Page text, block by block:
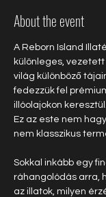
About the event
A Reborn Island
különleges,
világ különböző
fedezzük fel
illóolajokon keresztül.
Ez az este nem
nem klasszikus
Sokkal inkább egy
ráhangolódás arra,
az illatok, milyen